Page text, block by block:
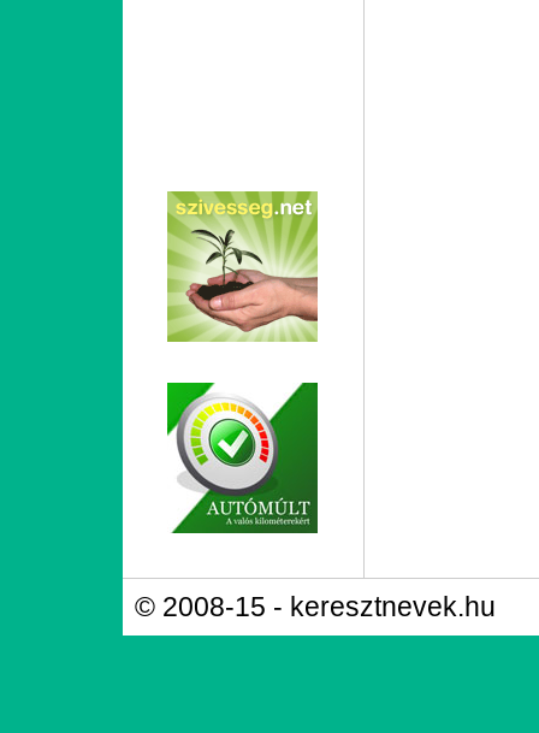
© 2008-15 - keresztnevek.hu